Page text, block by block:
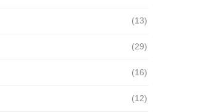
(13)
(29)
(16)
(12)